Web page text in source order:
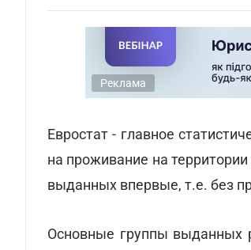
Реклама
Евростат - главное
на проживание на
выданных впервые, т.е. без
Основные группы выданных